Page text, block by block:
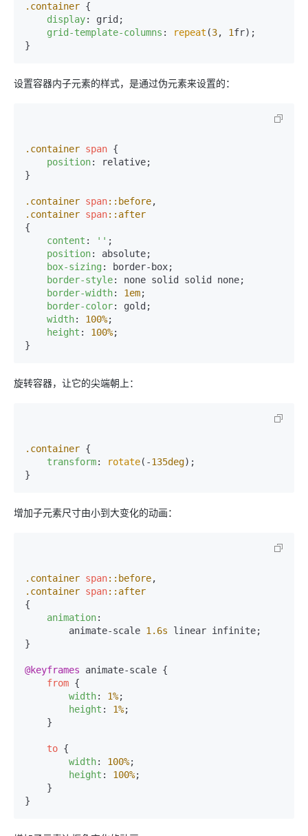
.container {
display: grid;
grid-template-columns : repeat (3, 1fr);
设置容器内子元素的样式，是通过伪元素来设置的：
.container span {
position: relative;
}
.container span::before
.container span::after
{
content : '' ;
position: absolute;
box-sizing : border-box;
border-style: none solid solid none;
border-width: 1em;
border-color: gold;
width: 100%;
height : 100%;
旋转容器，让它的尖端朝上：
.container {
transform: rotate(-135deg);
增加子元素尺寸由小到大变化的动画：
.container span::before
.container span::after
{
animation:
        animate-scale
1.6s linear infinite;
}
@keyframes animate-scale {
from {
width: 1%;
height : 1%;
to {
width: 100%;
height : 100%;